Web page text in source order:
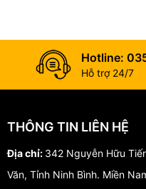
Hotline:
Hỗ trợ 24/7
THÔNG TIN LIÊN HỆ
Địa chỉ: 342 Nguyễn Hữu
Văn, Tỉnh Ninh Bình. Miền